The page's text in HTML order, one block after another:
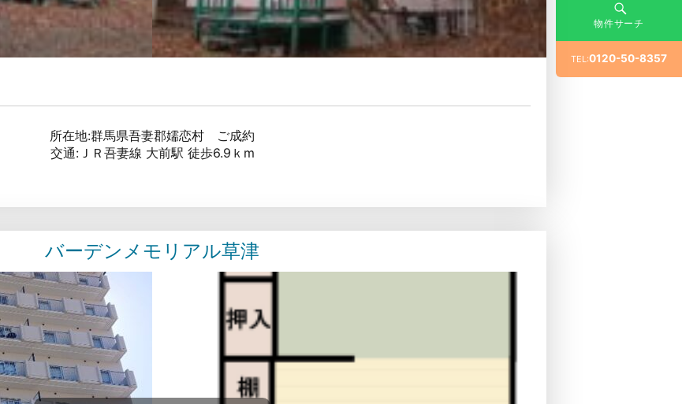
所在地:群馬県吾妻郡嬬恋村 ご成約
交通:ＪＲ吾妻線 大前駅 徒歩6.9ｋm
バーデンメモリアル草津
物件サーチ
TEL:0120-50-8357